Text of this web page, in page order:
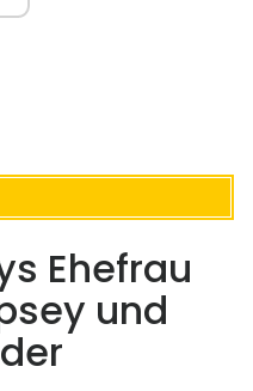
Ehefrau
und